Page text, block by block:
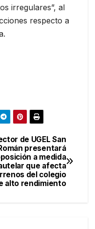
irregulares”, al
respecto a
de UGEL San
presentará
a medida
que afecta
del colegio
alto rendimiento